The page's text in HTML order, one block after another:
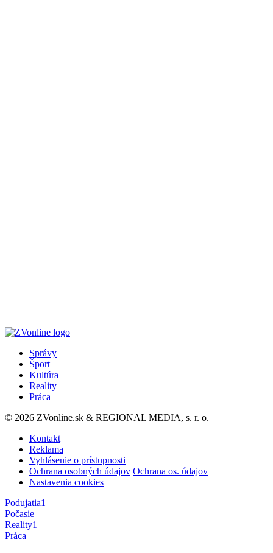
Správy
Šport
Kultúra
Reality
Práca
© 2026 ZVonline.sk & REGIONAL MEDIA, s. r. o.
Kontakt
Reklama
Vyhlásenie o prístupnosti
Ochrana osobných údajov Ochrana os. údajov
Nastavenia cookies
Podujatia1
Počasie
Reality1
Práca